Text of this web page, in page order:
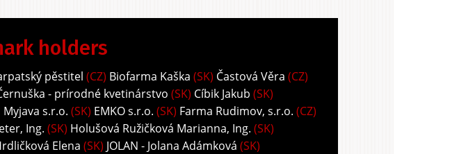
holders
pěstitel (CZ) Biofarma Kaška (SK) Častová Věra (CZ)
- prírodné kvetinárstvo (SK) Cíbik Jakub (SK)
s.r.o. (SK) EMKO s.r.o. (SK) Farma Rudimov, s.r.o. (CZ)
Ing. (SK) Holušová Ružičková Marianna, Ing. (SK)
Elena (SK) JOLAN - Jolana Adámková (SK)